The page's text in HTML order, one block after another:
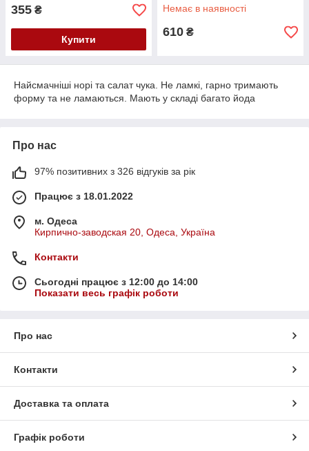
355 ₴
Купити
Немає в наявності
610 ₴
Найсмачніші норі та салат чука. Не ламкі, гарно тримають
форму та не ламаються. Мають у складі багато йода
Про нас
97% позитивних з 326 відгуків за рік
Працює з 18.01.2022
м. Одеса
Кирпично-заводская 20, Одеса, Україна
Контакти
Сьогодні працює з 12:00 до 14:00
Показати весь графік роботи
Про нас
Контакти
Доставка та оплата
Графік роботи